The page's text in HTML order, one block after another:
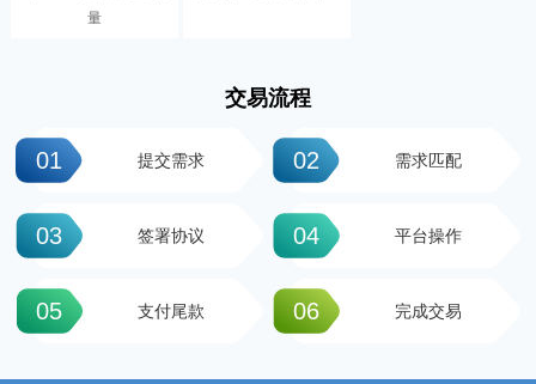
量
交易流程
01 提交需求 02 需求匹配
03 签署协议 04 平台操作
05 支付尾款 06 完成交易